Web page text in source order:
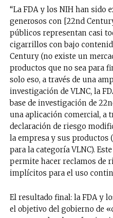
“La FDA y los NIH han sido
generosos con [22nd
públicos representan casi
cigarrillos con bajo
Century (no existe un
productos que no sea para
solo eso, a través de una
investigación de VLNC, la
base de investigación de
una aplicación comercial, a
declaración de riesgo
la empresa y sus productos
para la categoría VLNC).
permite hacer reclamos de
implícitos para el uso
El resultado final: la FDA y
el objetivo del gobierno de